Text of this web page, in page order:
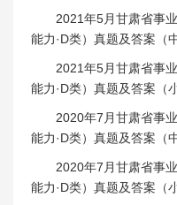
2021年5月甘肃省事
能力·D类）真题及答案（
2021年5月甘肃省事
能力·D类）真题及答案（
2020年7月甘肃省事
能力·D类）真题及答案（
2020年7月甘肃省事
能力·D类）真题及答案（